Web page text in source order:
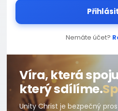
Nemáte účet?
Víra, která
který sdílíme.
Unity Christ je bezpečný